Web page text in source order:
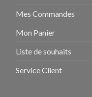
Mes Commandes
Mon Panier
Liste de souhaits
Service Client